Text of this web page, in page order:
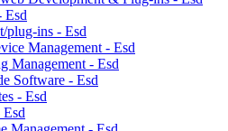
Esd
plug-ins - Esd
Management - Esd
Management - Esd
Software - Esd
- Esd